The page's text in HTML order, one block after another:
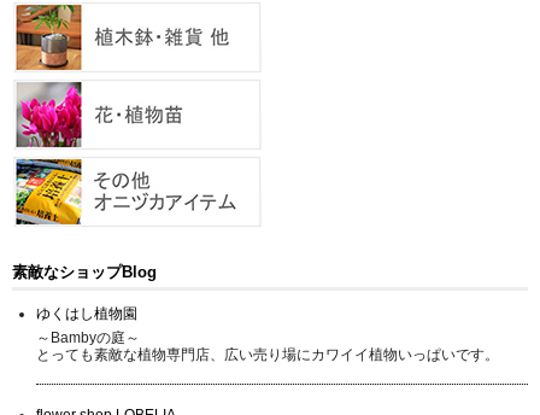
素敵なショップBlog
ゆくはし植物園
～Bambyの庭～
とっても素敵な植物専門店、広い売り場にカワイイ植物いっぱいです。